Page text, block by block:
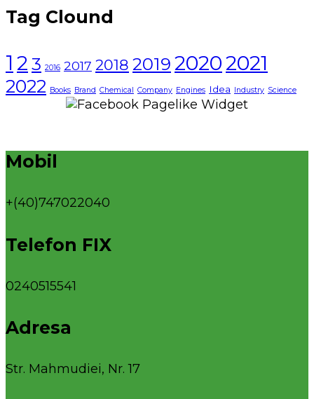
Tag Clound
1 2 3 2016 2017 2018 2019 20202021
2022 Books Brand Chemical Company Engines Idea Industry Science
Mobil
+(40)747022040
Telefon FIX
0240515541
Adresa
Str. Mahmudiei, Nr. 17